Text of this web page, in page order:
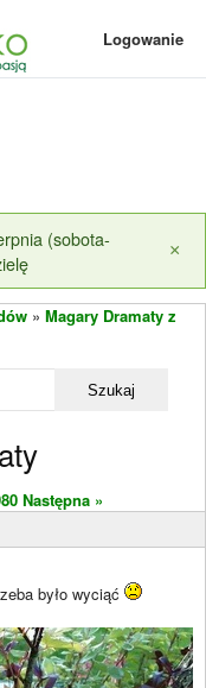
Logowanie
(sobota-
×
» Magary Dramaty z
Szukaj
Następna »
było wyciąć